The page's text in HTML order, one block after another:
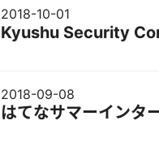
2018-10-01
Kyushu Security
2018-09-08
はてなサマーインタ